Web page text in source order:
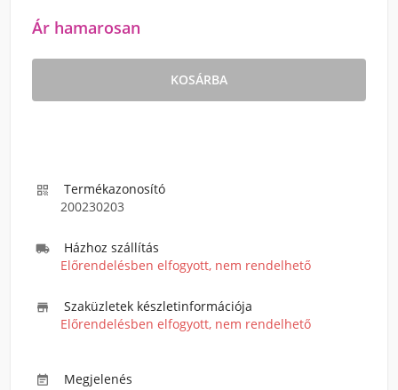
Ár hamarosan
KOSÁRBA

Termékazonosító
200230203

Házhoz szállítás
Előrendelésben elfogyott, nem rendelhető

Szaküzletek készletinformációja
Előrendelésben elfogyott, nem rendelhető

Megjelenés